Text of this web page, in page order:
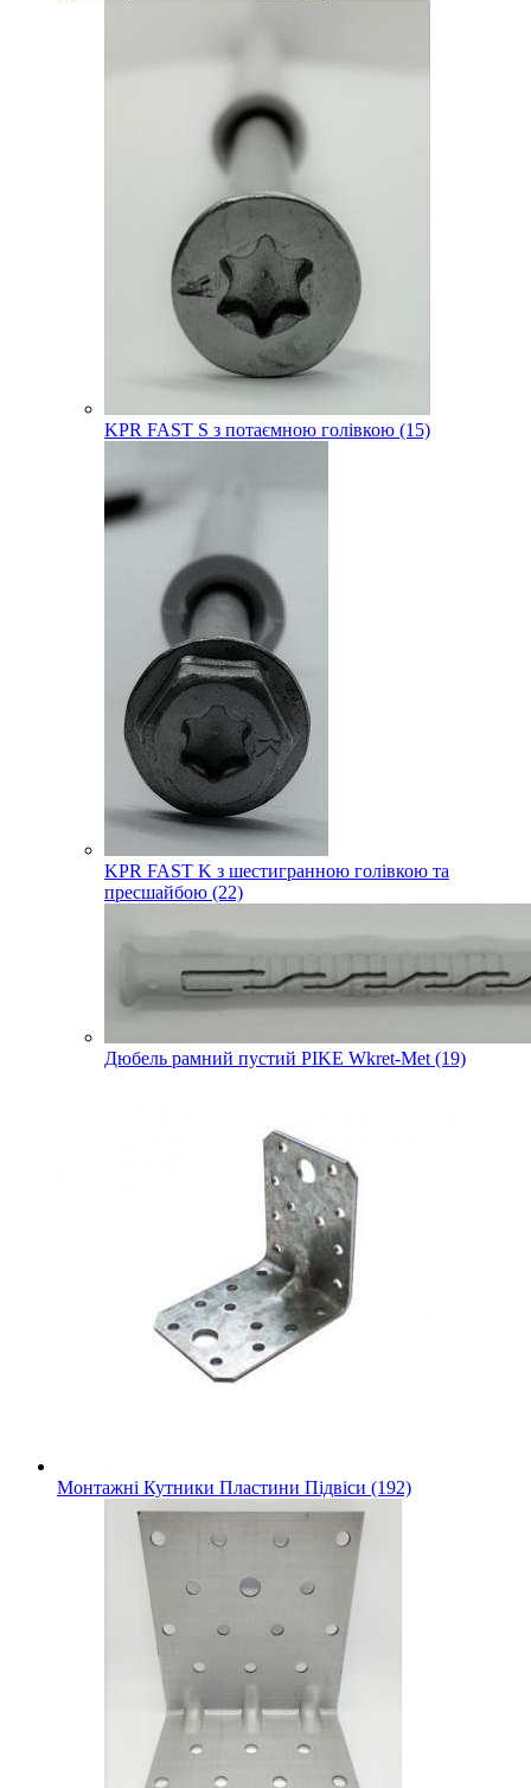
KPR FAST S з потаємною голівкою (15)
KPR FAST K з шестигранною голівкою та
пресшайбою (22)
Дюбель рамний пустий PIKE Wkret-Met (19)
Монтажні Кутники Пластини Підвіси (192)